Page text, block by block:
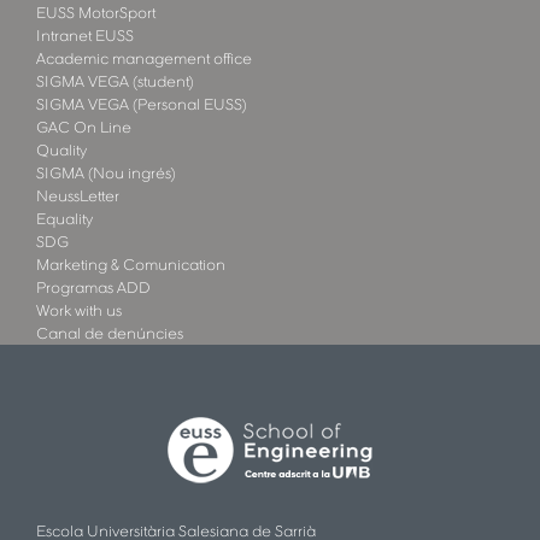
EUSS MotorSport
Intranet EUSS
Academic management office
SIGMA VEGA (student)
SIGMA VEGA (Personal EUSS)
GAC On Line
Quality
SIGMA (Nou ingrés)
NeussLetter
Equality
SDG
Marketing & Comunication
Programas ADD
Work with us
Canal de denúncies
Escola Universitària Salesiana de Sarrià